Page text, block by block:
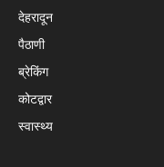
देहरादून
पैठाणी
ब्रेकिंग
कोटद्वार
स्वास्थ्य